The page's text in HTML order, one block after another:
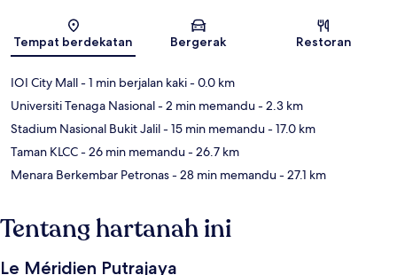
Peta
Tempat berdekatan Bergerak Restoran
IOI City Mall- 1 min berjalan kaki- 0.0 km
Universiti Tenaga Nasional- 2 min memandu- 2.3 km
Stadium Nasional Bukit Jalil- 15 min memandu- 17.0 km
Taman KLCC- 26 min memandu- 26.7 km
Menara Berkembar Petronas- 28 min memandu- 27.1 km
Tentang hartanah ini
Le Méridien Putrajaya